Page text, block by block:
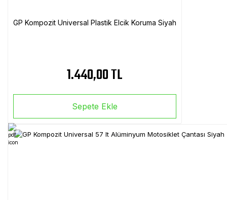
GP Kompozit Universal Plastik Elcik Koruma Siyah
1.440,00 TL
Sepete Ekle